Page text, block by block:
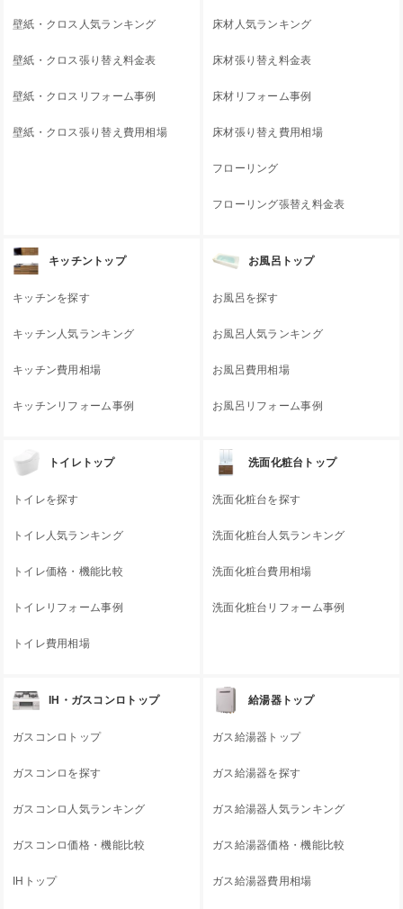
壁紙・クロス人気ランキング
壁紙・クロス張り替え料金表
壁紙・クロスリフォーム事例
壁紙・クロス張り替え費用相場
床材人気ランキング
床材張り替え料金表
床材リフォーム事例
床材張り替え費用相場
フローリング
フローリング張替え料金表
キッチントップ
キッチンを探す
キッチン人気ランキング
キッチン費用相場
キッチンリフォーム事例
お風呂トップ
お風呂を探す
お風呂人気ランキング
お風呂費用相場
お風呂リフォーム事例
トイレトップ
トイレを探す
トイレ人気ランキング
トイレ価格・機能比較
トイレリフォーム事例
トイレ費用相場
洗面化粧台トップ
洗面化粧台を探す
洗面化粧台人気ランキング
洗面化粧台費用相場
洗面化粧台リフォーム事例
IH・ガスコンロトップ
ガスコンロトップ
ガスコンロを探す
ガスコンロ人気ランキング
ガスコンロ価格・機能比較
IHトップ
給湯器トップ
ガス給湯器トップ
ガス給湯器を探す
ガス給湯器人気ランキング
ガス給湯器価格・機能比較
ガス給湯器費用相場